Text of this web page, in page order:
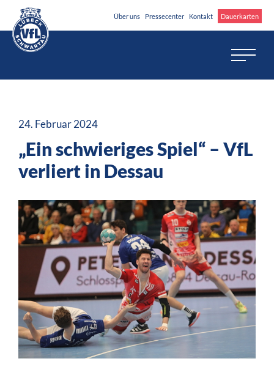
Über uns Pressecenter Kontakt Dauerkarten
24. Februar 2024
„Ein schwieriges Spiel“ – VfL
verliert in Dessau